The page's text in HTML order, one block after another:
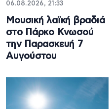
06.08.2026, 21:33
Μουσική λαϊκή βραδιά
στο Πάρκο Κνωσού
την Παρασκευή 7
Αυγούστου